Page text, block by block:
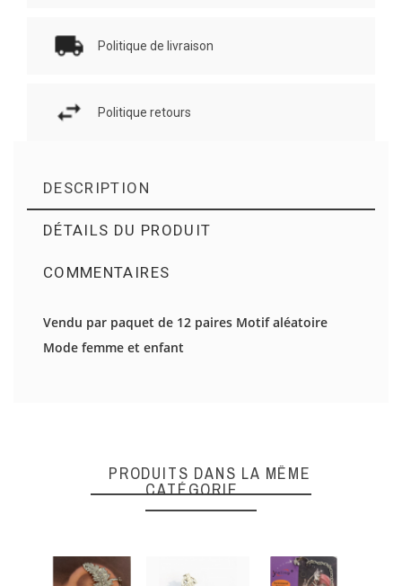
Politique de livraison
Politique retours
DESCRIPTION
DÉTAILS DU PRODUIT
COMMENTAIRES
Vendu par paquet de 12 paires Motif aléatoire
Mode femme et enfant
Il n'y a pas d'avis en ce moment.
PRODUITS DANS LA MÊME
CATÉGORIE